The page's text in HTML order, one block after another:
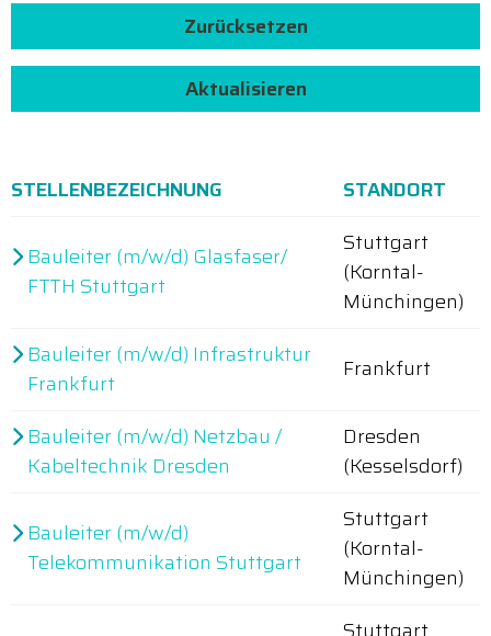
Zurücksetzen
Aktualisieren
STELLENBEZEICHNUNG STANDORT
Bauleiter (m/w/d) Glasfaser/
FTTH Stuttgart
Stuttgart
(Korntal-
Münchingen)
Bauleiter (m/w/d) Infrastruktur
Frankfurt
Frankfurt
Bauleiter (m/w/d) Netzbau /
Kabeltechnik Dresden
Dresden
(Kesselsdorf)
Bauleiter (m/w/d)
Telekommunikation Stuttgart
Stuttgart
(Korntal-
Münchingen)